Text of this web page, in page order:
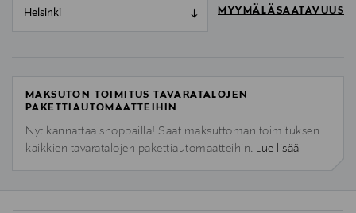
Helsinki MYYMÄLÄSAATAVUUS
MAKSUTON TOIMITUS TAVARATALOJEN
PAKETTIAUTOMAATTEIHIN
Nyt kannattaa shoppailla! Saat maksuttoman toimituksen
kaikkien tavaratalojen pakettiautomaatteihin. Lue lisää